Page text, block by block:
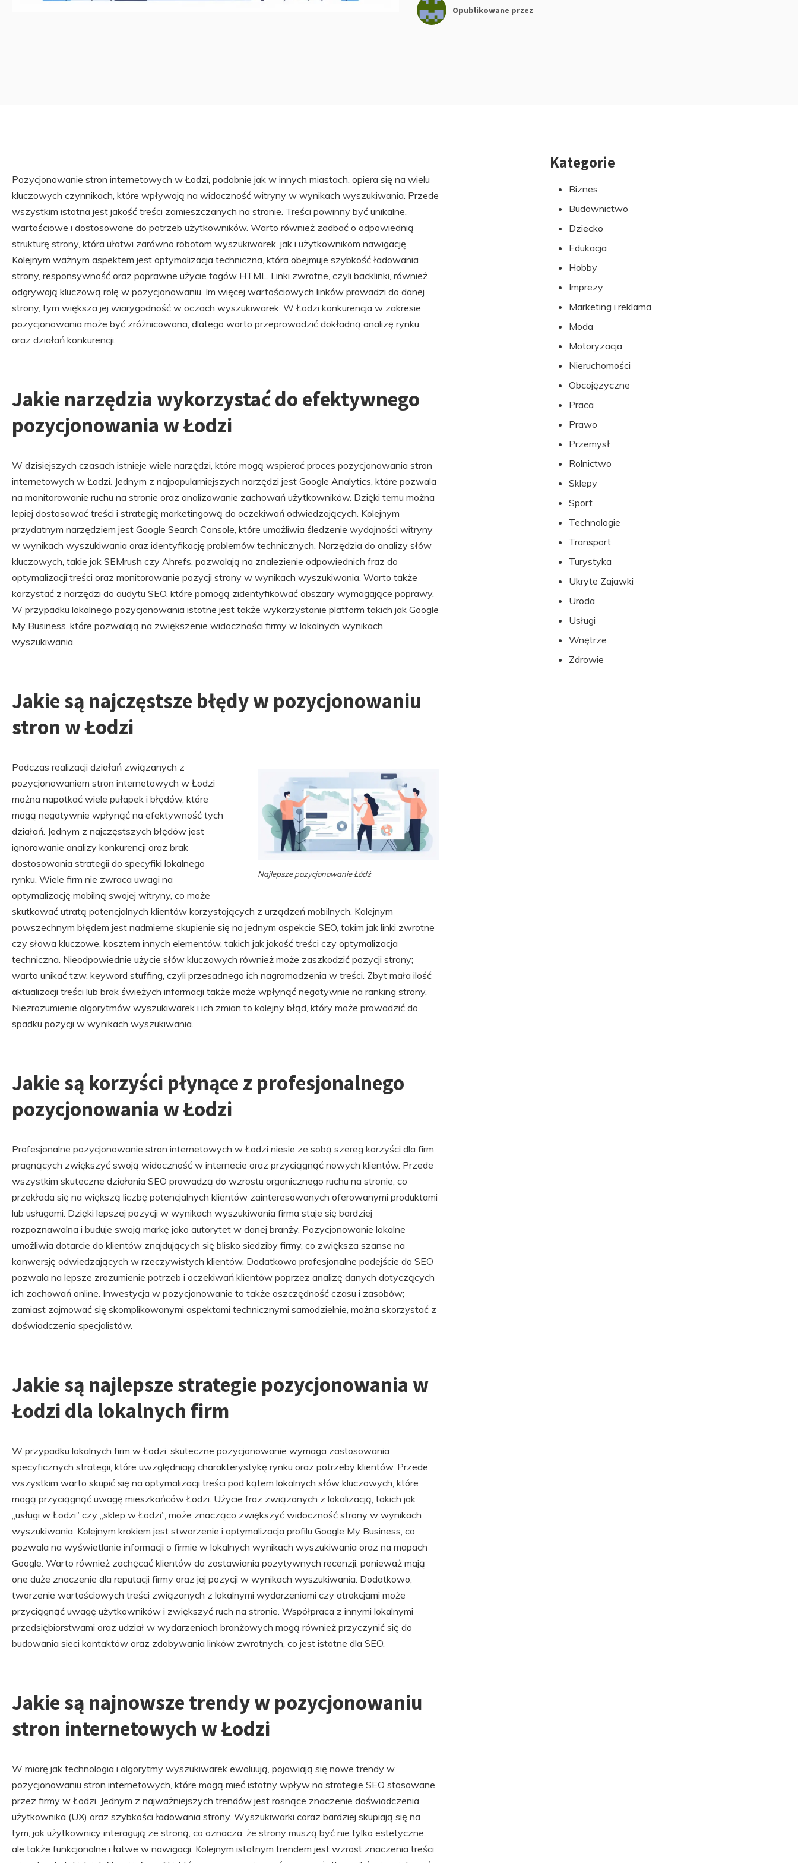
Opublikowane przez
Pozycjonowanie stron internetowych w Łodzi, podobnie jak w innych miastach, opiera się na wielu
kluczowych czynnikach, które wpływają na widoczność witryny w wynikach wyszukiwania. Przede
wszystkim istotna jest jakość treści zamieszczanych na stronie. Treści powinny być unikalne,
wartościowe i dostosowane do potrzeb użytkowników. Warto również zadbać o odpowiednią
strukturę strony, która ułatwi zarówno robotom wyszukiwarek, jak i użytkownikom nawigację.
Kolejnym ważnym aspektem jest optymalizacja techniczna, która obejmuje szybkość ładowania
strony, responsywność oraz poprawne użycie tagów HTML. Linki zwrotne, czyli backlinki, również
odgrywają kluczową rolę w pozycjonowaniu. Im więcej wartościowych linków prowadzi do danej
strony, tym większa jej wiarygodność w oczach wyszukiwarek. W Łodzi konkurencja w zakresie
pozycjonowania może być zróżnicowana, dlatego warto przeprowadzić dokładną analizę rynku
oraz działań konkurencji.
Jakie narzędzia wykorzystać do efektywnego
pozycjonowania w Łodzi
W dzisiejszych czasach istnieje wiele narzędzi, które mogą wspierać proces pozycjonowania stron
internetowych w Łodzi. Jednym z najpopularniejszych narzędzi jest Google Analytics, które pozwala
na monitorowanie ruchu na stronie oraz analizowanie zachowań użytkowników. Dzięki temu można
lepiej dostosować treści i strategię marketingową do oczekiwań odwiedzających. Kolejnym
przydatnym narzędziem jest Google Search Console, które umożliwia śledzenie wydajności witryny
w wynikach wyszukiwania oraz identyfikację problemów technicznych. Narzędzia do analizy słów
kluczowych, takie jak SEMrush czy Ahrefs, pozwalają na znalezienie odpowiednich fraz do
optymalizacji treści oraz monitorowanie pozycji strony w wynikach wyszukiwania. Warto także
korzystać z narzędzi do audytu SEO, które pomogą zidentyfikować obszary wymagające poprawy.
W przypadku lokalnego pozycjonowania istotne jest także wykorzystanie platform takich jak Google
My Business, które pozwalają na zwiększenie widoczności firmy w lokalnych wynikach
wyszukiwania.
Jakie są najczęstsze błędy w pozycjonowaniu
stron w Łodzi
Najlepsze pozycjonowanie Łódź
Podczas realizacji działań związanych z
pozycjonowaniem stron internetowych w Łodzi
można napotkać wiele pułapek i błędów, które
mogą negatywnie wpłynąć na efektywność tych
działań. Jednym z najczęstszych błędów jest
ignorowanie analizy konkurencji oraz brak
dostosowania strategii do specyfiki lokalnego
rynku. Wiele firm nie zwraca uwagi na
optymalizację mobilną swojej witryny, co może
skutkować utratą potencjalnych klientów korzystających z urządzeń mobilnych. Kolejnym
powszechnym błędem jest nadmierne skupienie się na jednym aspekcie SEO, takim jak linki zwrotne
czy słowa kluczowe, kosztem innych elementów, takich jak jakość treści czy optymalizacja
techniczna. Nieodpowiednie użycie słów kluczowych również może zaszkodzić pozycji strony;
warto unikać tzw. keyword stuffing, czyli przesadnego ich nagromadzenia w treści. Zbyt mała ilość
aktualizacji treści lub brak świeżych informacji także może wpłynąć negatywnie na ranking strony.
Niezrozumienie algorytmów wyszukiwarek i ich zmian to kolejny błąd, który może prowadzić do
spadku pozycji w wynikach wyszukiwania.
Jakie są korzyści płynące z profesjonalnego
pozycjonowania w Łodzi
Profesjonalne pozycjonowanie stron internetowych w Łodzi niesie ze sobą szereg korzyści dla firm
pragnących zwiększyć swoją widoczność w internecie oraz przyciągnąć nowych klientów. Przede
wszystkim skuteczne działania SEO prowadzą do wzrostu organicznego ruchu na stronie, co
przekłada się na większą liczbę potencjalnych klientów zainteresowanych oferowanymi produktami
lub usługami. Dzięki lepszej pozycji w wynikach wyszukiwania firma staje się bardziej
rozpoznawalna i buduje swoją markę jako autorytet w danej branży. Pozycjonowanie lokalne
umożliwia dotarcie do klientów znajdujących się blisko siedziby firmy, co zwiększa szanse na
konwersję odwiedzających w rzeczywistych klientów. Dodatkowo profesjonalne podejście do SEO
pozwala na lepsze zrozumienie potrzeb i oczekiwań klientów poprzez analizę danych dotyczących
ich zachowań online. Inwestycja w pozycjonowanie to także oszczędność czasu i zasobów;
zamiast zajmować się skomplikowanymi aspektami technicznymi samodzielnie, można skorzystać z
doświadczenia specjalistów.
Jakie są najlepsze strategie pozycjonowania w
Łodzi dla lokalnych firm
W przypadku lokalnych firm w Łodzi, skuteczne pozycjonowanie wymaga zastosowania
specyficznych strategii, które uwzględniają charakterystykę rynku oraz potrzeby klientów. Przede
wszystkim warto skupić się na optymalizacji treści pod kątem lokalnych słów kluczowych, które
mogą przyciągnąć uwagę mieszkańców Łodzi. Użycie fraz związanych z lokalizacją, takich jak
„usługi w Łodzi” czy „sklep w Łodzi”, może znacząco zwiększyć widoczność strony w wynikach
wyszukiwania. Kolejnym krokiem jest stworzenie i optymalizacja profilu Google My Business, co
pozwala na wyświetlanie informacji o firmie w lokalnych wynikach wyszukiwania oraz na mapach
Google. Warto również zachęcać klientów do zostawiania pozytywnych recenzji, ponieważ mają
one duże znaczenie dla reputacji firmy oraz jej pozycji w wynikach wyszukiwania. Dodatkowo,
tworzenie wartościowych treści związanych z lokalnymi wydarzeniami czy atrakcjami może
przyciągnąć uwagę użytkowników i zwiększyć ruch na stronie. Współpraca z innymi lokalnymi
przedsiębiorstwami oraz udział w wydarzeniach branżowych mogą również przyczynić się do
budowania sieci kontaktów oraz zdobywania linków zwrotnych, co jest istotne dla SEO.
Jakie są najnowsze trendy w pozycjonowaniu
stron internetowych w Łodzi
W miarę jak technologia i algorytmy wyszukiwarek ewoluują, pojawiają się nowe trendy w
pozycjonowaniu stron internetowych, które mogą mieć istotny wpływ na strategie SEO stosowane
przez firmy w Łodzi. Jednym z najważniejszych trendów jest rosnące znaczenie doświadczenia
użytkownika (UX) oraz szybkości ładowania strony. Wyszukiwarki coraz bardziej skupiają się na
tym, jak użytkownicy interagują ze stroną, co oznacza, że strony muszą być nie tylko estetyczne,
ale także funkcjonalne i łatwe w nawigacji. Kolejnym istotnym trendem jest wzrost znaczenia treści
PrzejdźKategorie
Biznes
Budownictwo
Dziecko
Edukacja
Hobby
Imprezy
Marketing i reklama
Moda
Motoryzacja
Nieruchomości
Obcojęzyczne
Praca
Prawo
Przemysł
Rolnictwo
Sklepy
Sport
Technologie
Transport
Turystyka
Ukryte Zajawki
Uroda
Usługi
Wnętrze
Zdrowie